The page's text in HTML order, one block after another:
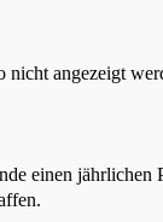
nicht angezeigt
einen jährlichen